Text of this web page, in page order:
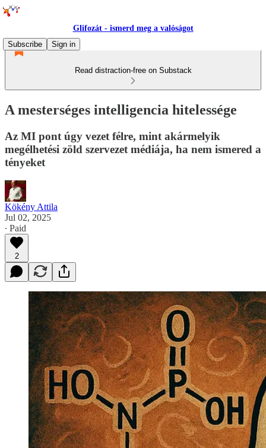
Glifozát - ismerd meg a valóságot
Subscribe
Sign in
Read distraction-free on Substack
A mesterséges intelligencia hitelessége
Az MI pont úgy vezet félre, mint akármelyik
megélhetési zöld szervezet médiája, ha nem ismered a
tényeket
Kökény Attila
Jul 02, 2025
∙ Paid
2